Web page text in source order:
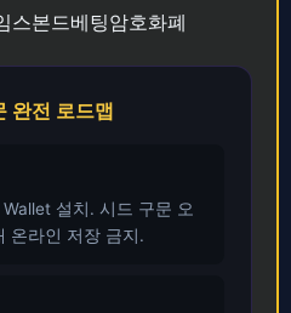
스본드베팅암호화폐
완전 로드맵
설치. 시드 구문 오
온라인 저장 금지.